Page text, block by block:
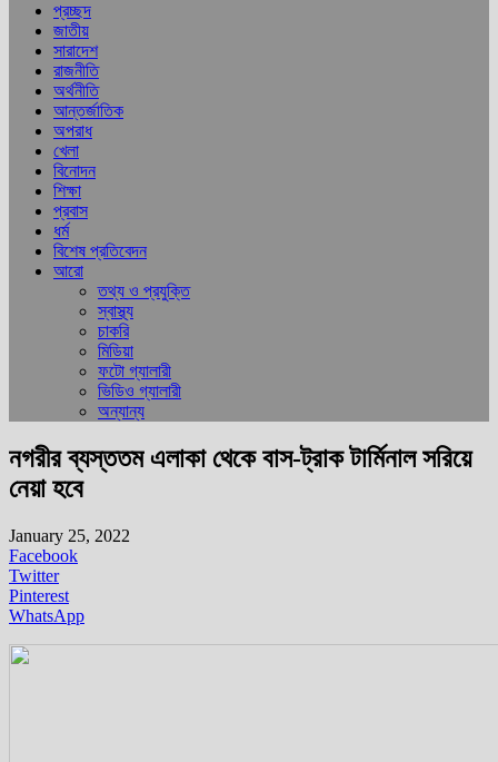
প্রচ্ছদ
জাতীয়
সারাদেশ
রাজনীতি
অর্থনীতি
আন্তর্জাতিক
অপরাধ
খেলা
বিনোদন
শিক্ষা
প্রবাস
ধর্ম
বিশেষ প্রতিবেদন
আরো
তথ্য ও প্রযুক্তি
স্বাস্থ্য
চাকরি
মিডিয়া
ফটো গ্যালারী
ভিডিও গ্যালারী
অন্যান্য
নগরীর ব্যস্ততম এলাকা থেকে বাস-ট্রাক টার্মিনাল সরিয়ে
নেয়া হবে
January 25, 2022
Facebook
Twitter
Pinterest
WhatsApp